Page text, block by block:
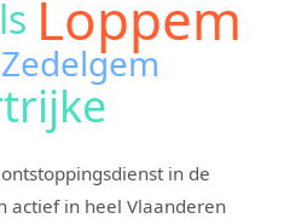
Loppem
Zedelgem
in de
actief in heel Vlaanderen